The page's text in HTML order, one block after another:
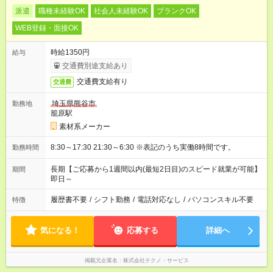
派遣 職種未経験OK 社会人未経験OK
ブランクOK
WEB登録・面接OK
給与
時給1350円
交通費別途支給あり
交通費 交通費支給有り
勤務地
埼玉県熊谷市
籠原駅
素材系メーカー
勤務時間 8:30～17:30 21:30～6:30 ※表記のうち実働8時間です。
期間
長期【ご応募から1週間以内(最短2日目)のスピード就業が可能】
即日～
特徴 履歴書不要 / シフト勤務 / 電話対応なし / パソコンスキル不要
気になる！ 応募する 詳細へ
掲載元企業名 株式会社テクノ・サービス